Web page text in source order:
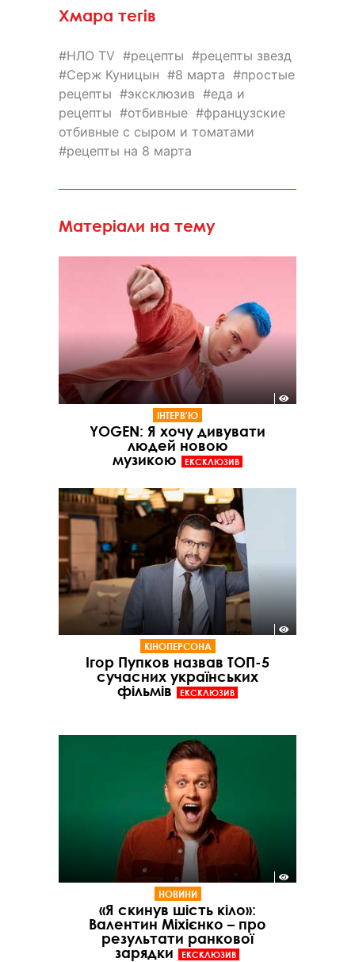
Хмара тегів
НЛО TV рецепты
рецепты звезд
Серж Куницын
8 марта
простые
рецепты
эксклюзив
еда и
рецепты
отбивные
французские
отбивные с сыром и томатами
рецепты на 8 марта
Матеріали на тему
ІНТЕРВ'Ю
YOGEN: Я хочу дивувати
людей новою
музикою
ЕКСКЛЮЗИВ
КІНОПЕРСОНА
Ігор Пупков назвав ТОП-5
сучасних українських
фільмів
ЕКСКЛЮЗИВ
НОВИНИ
«Я скинув шість кіло»:
Валентин Міхієнко – про
результати ранкової
зарядки
ЕКСКЛЮЗИВ